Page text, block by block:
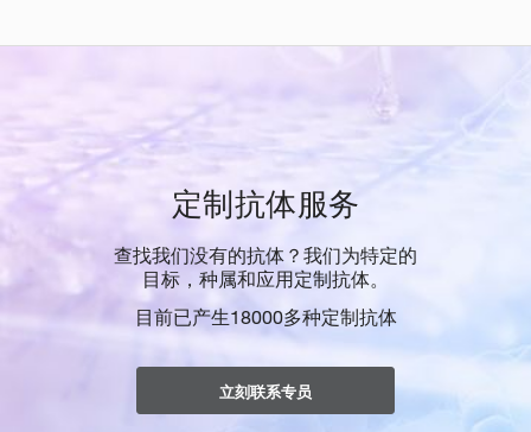
定制抗体服务
查找我们没有的抗体？我们为特定的
目标，种属和应用定制抗体。
目前已产生18000多种定制抗体
立刻联系专员